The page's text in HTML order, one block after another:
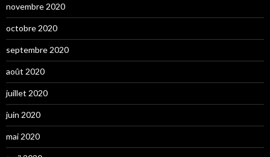
novembre 2020
octobre 2020
septembre 2020
août 2020
juillet 2020
juin 2020
mai 2020